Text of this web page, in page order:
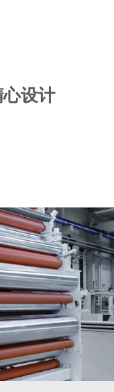
心设计